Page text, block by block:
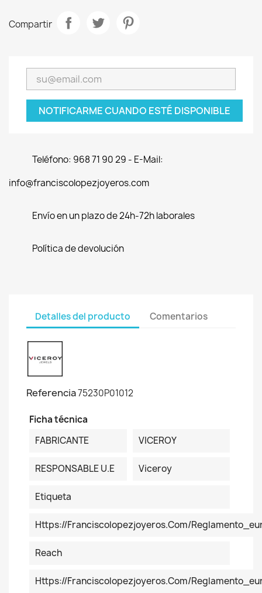
Compartir
NOTIFICARME CUANDO ESTÉ DISPONIBLE
Teléfono: 968 71 90 29 - E-Mail:
info@franciscolopezjoyeros.com
Envío en un plazo de 24h-72h laborales
Política de devolución
Detalles del producto Comentarios
Referencia75230P01012
Ficha técnica
FABRICANTE
VICEROY
RESPONSABLE U.E Viceroy
Etiqueta
Https://franciscolopezjoyeros.com/
Reach
Https://franciscolopezjoyeros.com/